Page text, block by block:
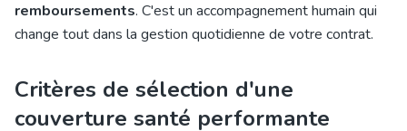
remboursements. C'est un accompagnement humain qui
change tout dans la gestion quotidienne de votre contrat.
Critères de sélection d'une
couverture santé performante